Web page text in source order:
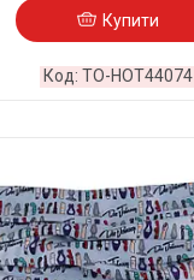
Купити
TO-HOT44074